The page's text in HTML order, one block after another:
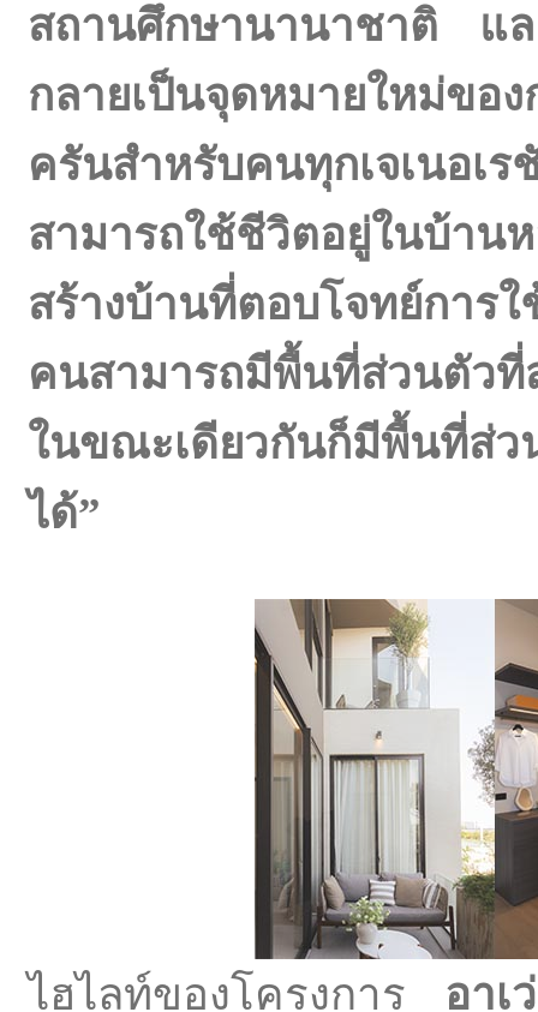
สถานศึกษานานาชาติ แ
กลายเป็นจุดหมายใหม่ข
ครันสำหรับคนทุกเจเนอ
สามารถใช้ชีวิตอยู่ในบ้าน
สร้างบ้านที่ตอบโจทย์การ
คนสามารถมีพื้นที่ส่วนตัว
ในขณะเดียวกันก็มีพื้นที่ส่ว
ได้”
ไฮไลท์ของโครงการ อา